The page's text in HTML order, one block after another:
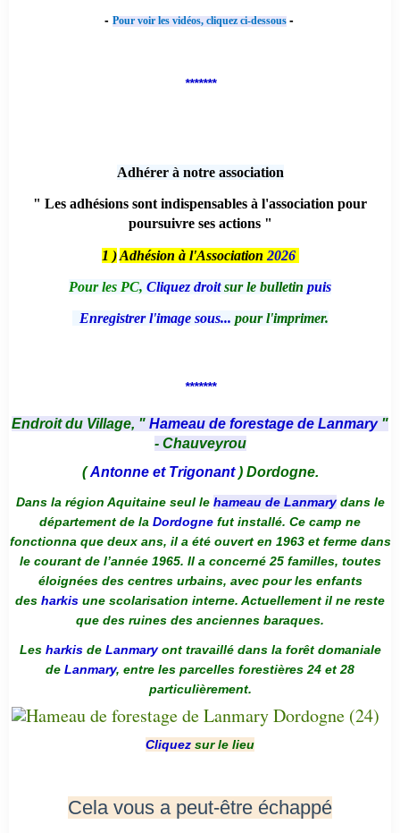
- Pour voir les vidéos, cliquez ci-dessous -
*******
Adhérer à notre association
" Les adhésions sont indispensables à l'association pour
poursuivre ses actions "
1 ) Adhésion à l'Association 2026
Pour les PC, Cliquez droitsur le bulletin puis
Enregistrer l'image sous... pour l'imprimer.
*******
Endroit du Village, " Hameau de forestage de Lanmary "
- Chauveyrou
(Antonne et Trigonant) Dordogne.
Dans la région Aquitaine seul le hameau de Lanmarydans le
département de la Dordogne fut installé. Ce camp ne
fonctionna que deux ans, il a été ouvert en 1963 et ferme dans
le courant de l’année 1965. Il a concerné 25 familles, toutes
éloignées des centres urbains, avec pour les enfants
des harkis une scolarisation interne. Actuellement il ne reste
que des ruines des anciennes baraques.
Les harkis de Lanmaryont travaillé dans la forêt domaniale
de Lanmary, entre les parcelles forestières 24 et 28
particulièrement.
Cliquez sur le lieu
Cela vous a peut-être échappé